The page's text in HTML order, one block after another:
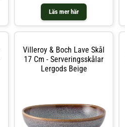
Läs mer här
Villeroy & Boch Lave Skål
17 Cm - Serveringsskålar
Lergods Beige